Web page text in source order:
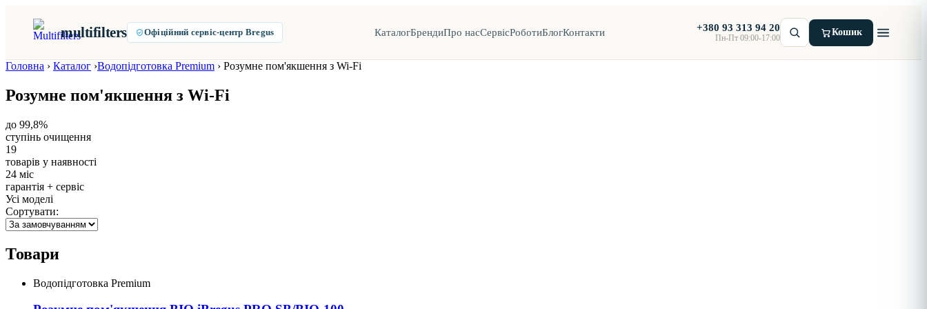
multifilters Офіційний сервіс-центр Bregus КаталогБрендиПро насСервісРоботиБлогКонтакти +380 93 313 94 20
Пн-Пт 09:00-17:00
Кошик
Головна › Каталог ›Водопідготовка Premium › Розумне пом'якшення з Wi-Fi
Розумне пом'якшення з Wi-Fi
до 99,8%
ступінь очищення
19
товарів у наявності
24 міс
гарантія + сервіс
Усі моделі
Сортувати:
Товари
Водопідготовка Premium